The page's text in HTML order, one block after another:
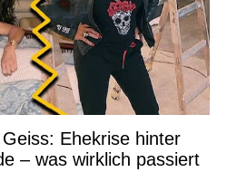
Ehekrise hinter
– was wirklich passiert